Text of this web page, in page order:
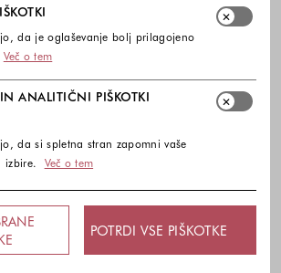
da je oglaševanje bolj prilagojeno
Več o tem
ANALITIČNI PIŠKOTKI
da si spletna stran zapomni vaše
izbire.
Več o tem
POTRDI VSE PIŠKOTKE